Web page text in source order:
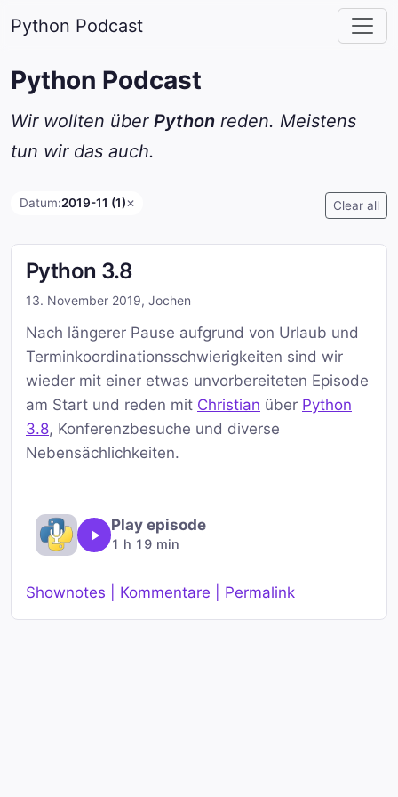
Python Podcast
Python Podcast
Wir wollten über Python reden. Meistens
tun wir das auch.
Datum:2019-11 (1)✕ Clear all
Python 3.8
13. November 2019, Jochen
Nach längerer Pause aufgrund von Urlaub und
Terminkoordinationsschwierigkeiten sind wir
wieder mit einer etwas unvorbereiteten Episode
am Start und reden mit Christian über Python
3.8, Konferenzbesuche und diverse
Nebensächlichkeiten.
Play episode
1 h 19 min
Shownotes | Kommentare | Permalink